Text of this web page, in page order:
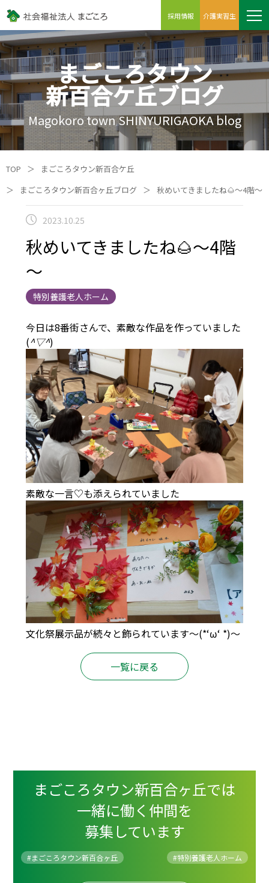
採用情報 介護実習生
まごころタウン
新百合ケ丘ブログ
Magokoro town SHINYURIGAOKA blog
TOP ＞
まごころタウン新百合ケ丘
＞
まごころタウン新百合ヶ丘ブログ ＞ 秋めいてきましたね🌰～4階～
2023.10.25
秋めいてきましたね🌰～4階
～
特別養護老人ホーム
今日は8番街さんで、素敵な作品を作っていました
(^▽^)
素敵な一言♡も添えられていました
文化祭展示品が続々と飾られています～(*‘ω‘ *)～
一覧に戻る
まごころタウン新百合ヶ丘では
一緒に働く仲間を
募集しています
#まごころタウン新百合ヶ丘 #特別養護老人ホーム